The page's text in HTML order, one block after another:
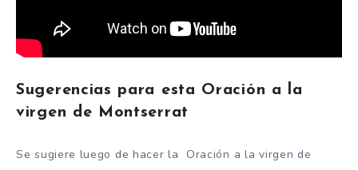
Sugerencias para esta Oración a la
virgen de Montserrat
Se sugiere luego de hacer la Oración a la virgen de